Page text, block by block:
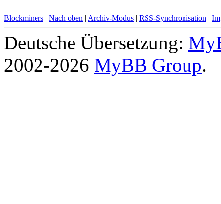
Blockminers | Nach oben | Archiv-Modus | RSS-Synchronisation |
Deutsche Übersetzung:
2002-2026 MyBB Group.